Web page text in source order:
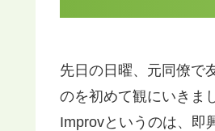
先日の日曜、元同僚で
のを初めて観にいきま
Improvというのは、即